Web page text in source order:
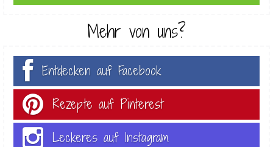
Mehr von uns?
Entdecken auf Facebook
Rezepte auf Pinterest
Leckeres auf Instagram